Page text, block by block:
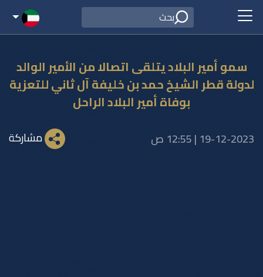
سمو أمير البلاد يتلقى اتصالا من الأمير الوالد
لدولة قطر الشيخ حمد بن خليفة آل ثاني للتعزية
بوفاة أمير البلاد الراحل
19-12-2023 | 12:55 ص